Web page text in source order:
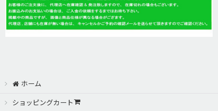
ホーム
ショッピングカート